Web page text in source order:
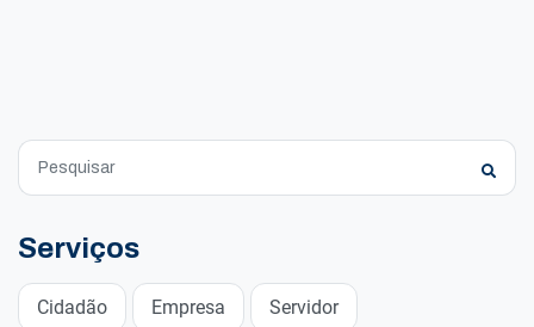
Serviços
Cidadão Empresa Servidor